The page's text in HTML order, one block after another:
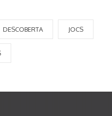
DESCOBERTA JOCS